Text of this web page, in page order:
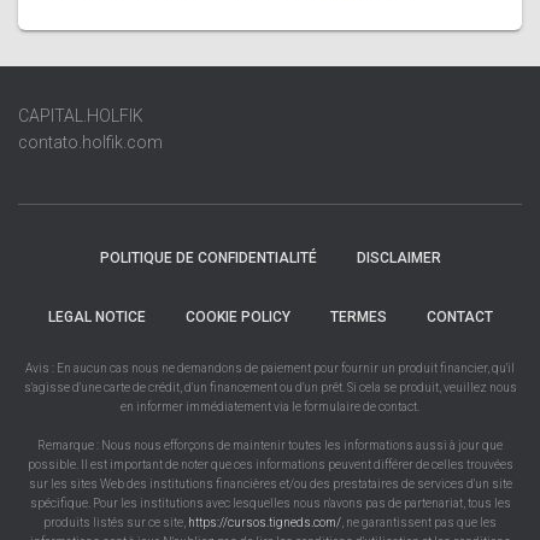
CAPITAL.HOLFIK
contato.holfik.com
POLITIQUE DE CONFIDENTIALITÉ DISCLAIMER
LEGAL NOTICE COOKIE POLICY TERMES CONTACT
Avis : En aucun cas nous ne demandons de paiement pour fournir un produit financier, qu'il
s'agisse d'une carte de crédit, d'un financement ou d'un prêt. Si cela se produit, veuillez nous
en informer immédiatement via le formulaire de contact.
Remarque : Nous nous efforçons de maintenir toutes les informations aussi à jour que
possible. Il est important de noter que ces informations peuvent différer de celles trouvées
sur les sites Web des institutions financières et/ou des prestataires de services d'un site
spécifique. Pour les institutions avec lesquelles nous n'avons pas de partenariat, tous les
produits listés sur ce site, https://cursos.tigneds.com/ , ne garantissent pas que les